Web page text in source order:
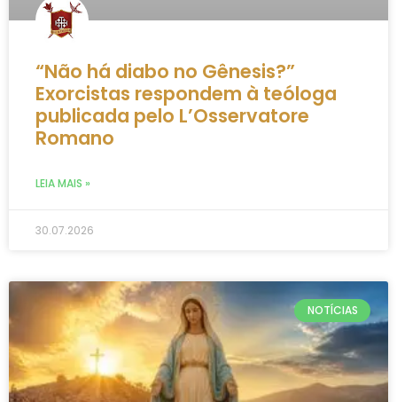
“Não há diabo no Gênesis?”
Exorcistas respondem à teóloga
publicada pelo L’Osservatore
Romano
LEIA MAIS »
30.07.2026
NOTÍCIAS